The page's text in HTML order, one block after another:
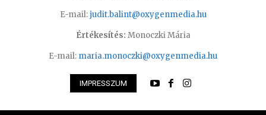
E-mail:judit.balint@oxygenmedia.hu
Értékesítés: Monoczki Mária
E-mail: maria.monoczki@oxygenmedia.hu
IMPRESSZUM